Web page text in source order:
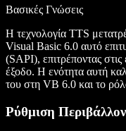
Βασικές Γνώσεις
Η τεχνολογία TTS
Visual Basic 6.0 αυτό
(SAPI), επιτρέποντας
έξοδο. Η ενότητα αυτή
του στη VB 6.0 και το
Ρύθμιση